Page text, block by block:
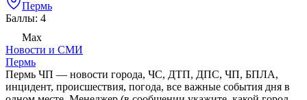
Пермь
Баллы: 4
Max
Новости и СМИ
Пермь
Пермь ЧП — новости города, ЧС, ДТП, ДПС, ЧП, БПЛА,
инцидент, происшествия, погода, все важные события дня в